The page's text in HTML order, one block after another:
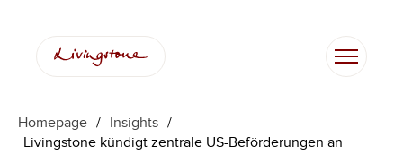
springen
Homepage / Insights /
Livingstone kündigt zentrale US-Beförderungen an